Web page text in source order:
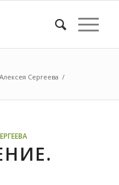
Сергеева /